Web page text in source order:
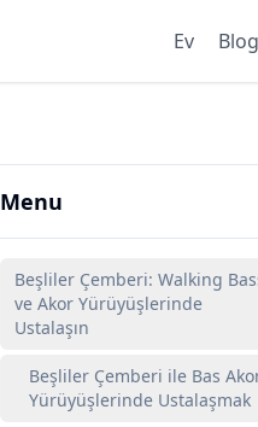
Ev
Menu
Beşliler Çemberi: Walking
ve Akor Yürüyüşlerinde
Ustalaşın
Beşliler Çemberi ile Bas
Yürüyüşlerinde Ustalaşmak